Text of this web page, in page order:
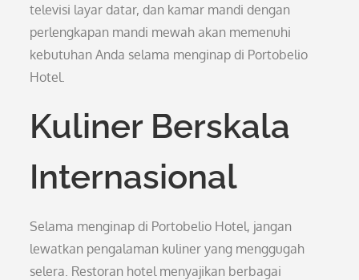
televisi layar datar, dan kamar mandi dengan
perlengkapan mandi mewah akan memenuhi
kebutuhan Anda selama menginap di Portobelio
Hotel.
Kuliner Berskala
Internasional
Selama menginap di Portobelio Hotel, jangan
lewatkan pengalaman kuliner yang menggugah
selera. Restoran hotel menyajikan berbagai